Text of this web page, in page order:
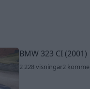
BMW 323 CI (2001)
2 228 visningar2